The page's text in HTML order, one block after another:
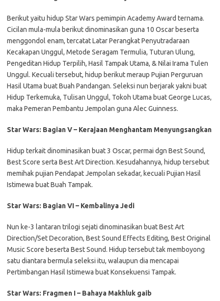
Berikut yaitu hidup Star Wars pemimpin Academy Award ternama.
Cicilan mula-mula berikut dinominasikan guna 10 Oscar beserta
menggondol enam, tercatat Latar Perangkat Penyutradaraan
Kecakapan Unggul, Metode Seragam Termulia, Tuturan Ulung,
Pengeditan Hidup Terpilih, Hasil Tampak Utama, & Nilai Irama Tulen
Unggul. Kecuali tersebut, hidup berikut meraup Pujian Perguruan
Hasil Utama buat Buah Pandangan. Seleksi nun berjarak yakni buat
Hidup Terkemuka, Tulisan Unggul, Tokoh Utama buat George Lucas,
maka Pemeran Pembantu Jempolan guna Alec Guinness.
Star Wars: Bagian V – Kerajaan Menghantam Menyungsangkan
Hidup terkait dinominasikan buat 3 Oscar, permai dgn Best Sound,
Best Score serta Best Art Direction. Kesudahannya, hidup tersebut
memihak pujian Pendapat Jempolan sekadar, kecuali Pujian Hasil
Istimewa buat Buah Tampak.
Star Wars: Bagian VI – Kembalinya Jedi
Nun ke-3 lantaran trilogi sejati dinominasikan buat Best Art
Direction/Set Decoration, Best Sound Effects Editing, Best Original
Music Score beserta Best Sound. Hidup tersebut tak memboyong
satu diantara bermula seleksi itu, walaupun dia mencapai
Pertimbangan Hasil Istimewa buat Konsekuensi Tampak.
Star Wars: Fragmen I – Bahaya Makhluk gaib